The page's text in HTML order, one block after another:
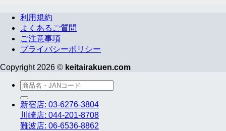
利用規約
よくあるご質問
ご注意事項
プライバシーポリシー
Copyright 2026 © keitairakuen.com
検
索
対
象:
新宿店: 03-6276-3804
川崎店: 044-201-8708
難波店: 06-6536-8862